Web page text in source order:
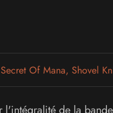
Of Mana, Shovel